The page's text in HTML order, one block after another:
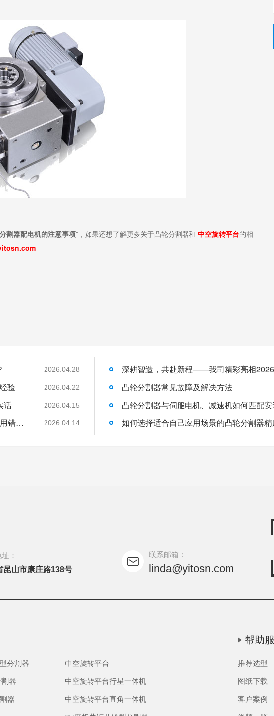
分割器配电机的注意事项”，如果还想了解更多关于凸轮分割器和 中空旋转平台的相
2026.04.28
验 2026.04.22
话 2026.04.15
凸轮分割器 vs 中空旋转平台，到底怎么选？别再用错了！ 2026.04.14
凸轮分割器常见故障及解决方法
如何选择适合自己应用场景的凸轮分割器精
：
昆山市康庄路138号
联系邮箱：
linda@yitosn.com
分割器 中空旋转平台
器 中空旋转平台行星一体机
器 中空旋转平台直角一体机
帮助
推荐选型
图纸下载
客户案例